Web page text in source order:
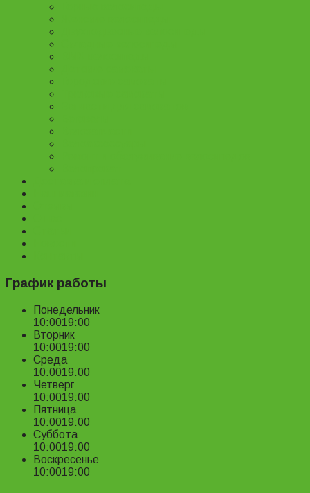
График работы
Понедельник
10:0019:00
Вторник
10:0019:00
Среда
10:0019:00
Четверг
10:0019:00
Пятница
10:0019:00
Суббота
10:0019:00
Воскресенье
10:0019:00